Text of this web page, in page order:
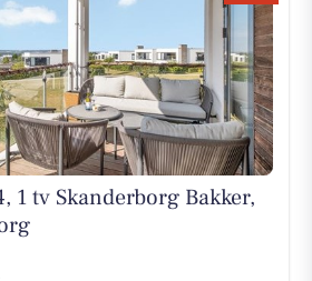
1 tv Skanderborg Bakker,